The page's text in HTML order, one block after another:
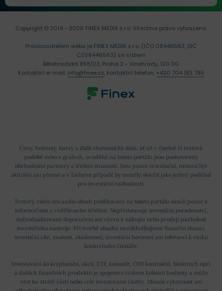
Ceny, hodnoty, kurzy a další ekonomická data, ať už v číselné či textové
podobě nebo v grafech, uváděné na tomto portálu jsou poskytovány
obchodními partnery a třetími stranami. Jsou pouze orientační, nemusí být
aktuální ani přesné a v žádném případě by neměly sloužit jako jediný podklad
pro investiční rozhodnutí.
Textový, video ani audio obsah publikovaný na tomto portálu slouží pouze k
informačním a vzdělávacím účelům. Nepředstavuje investiční poradenství,
individualizované doporučení ani výzvu k nákupu nebo prodeji jakéhokoli
investičního nástroje. Při tvorbě obsahu nezohledňujeme finanční situaci,
investiční cíle, znalosti, zkušenosti, investiční horizont ani toleranci k riziku
konkrétního čtenáře.
Investování do kryptoměn, akcií, ETF, komodit, CFD kontraktů, binárních opcí
a dalších finančních produktů je spojeno s rizikem kolísání hodnoty a může
vést ke ztrátě části nebo celé investované částky. Minulá výkonnost ani
Copyright © 2014 - 2026 FINEX MEDIA s.r.o.Všechna práva vyhrazena.
Provozovatelem webu je FINEX MEDIA s.r.o. (IČO 08446563, DIČ
CZ08446563) se sídlem
Bělehradská 858/23, Praha 2 - Vinohrady, 120 00
Kontaktní e-mail: info@finex.cz, kontaktní telefon: +420 704 183 785